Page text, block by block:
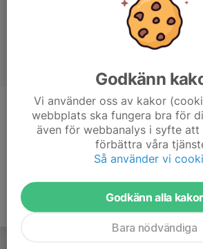
Position
-
Ålder
20 år
Godkänn
Vi använder oss av kakor
webbplats ska fungera bra för
även för webbanalys i syfte att
förbättra våra
Så använder vi
Godkänn alla kakor
Bara nödvändiga